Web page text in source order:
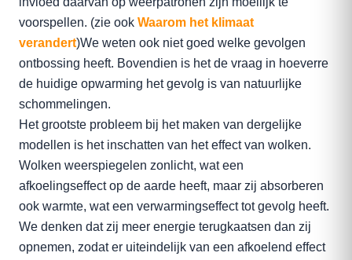
voorspellen. (zie ook Waarom het klimaat
verandert)We weten ook niet goed welke gevolgen
ontbossing heeft. Bovendien is het de vraag in hoeverre
de huidige opwarming het gevolg is van natuurlijke
schommelingen.
Het grootste probleem bij het maken van dergelijke
modellen is het inschatten van het effect van wolken.
Wolken weerspiegelen zonlicht, wat een
afkoelingseffect op de aarde heeft, maar zij absorberen
ook warmte, wat een verwarmingseffect tot gevolg heeft.
We denken dat zij meer energie terugkaatsen dan zij
opnemen, zodat er uiteindelijk van een afkoelend effect